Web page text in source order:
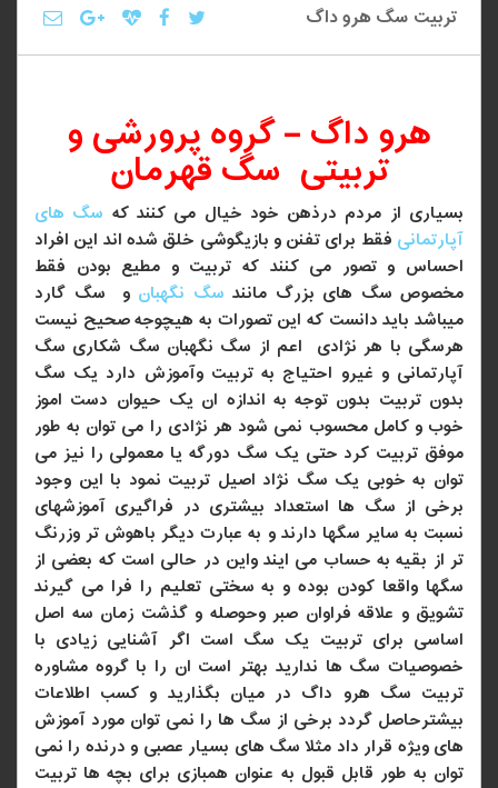
تربیت سگ هرو داگ
هرو داگ – گروه پرورشی و
تربیتی سگ قهرمان
بسیاری از مردم درذهن خود خیال می کنند که سگ های
آپارتمانی فقط برای تفنن و بازیگوشی خلق شده اند این افراد
احساس و تصور می کنند که تربیت و مطیع بودن فقط
مخصوص سگ های بزرگ مانند سگ نگهبانو سگ گارد
میباشد باید دانست که این تصورات به هیچوجه صحیح نیست
هرسگی با هر نژادی اعم از سگ نگهبان سگ شکاری سگ
آپارتمانی و غیرو احتیاج به تربیت وآموزش دارد یک سگ
بدون تربیت بدون توجه به اندازه ان یک حیوان دست اموز
خوب و کامل محسوب نمی شود هر نژادی را می توان به طور
موفق تربیت کرد حتی یک سگ دورگه یا معمولی را نیز می
توان به خوبی یک سگ نژاد اصیل تربیت نمود با این وجود
برخی از سگ ها استعداد بیشتری در فراگیری آموزشهای
نسبت به سایر سگها دارند و به عبارت دیگر باهوش تر وزرنگ
تر از بقیه به حساب می ایند واین در حالی است که بعضی از
سگها واقعا کودن بوده و به سختی تعلیم را فرا می گیرند
تشویق و علاقه فراوان صبر وحوصله و گذشت زمان سه اصل
اساسی برای تربیت یک سگ است اگر آشنایی زیادی با
خصوصیات سگ ها ندارید بهتر است ان را با گروه مشاوره
تربیت سگ هرو داگ در میان بگذارید و کسب اطلاعات
بیشترحاصل گردد برخی از سگ ها را نمی توان مورد آموزش
های ویژه قرار داد مثلا سگ های بسیار عصبی و درنده را نمی
توان به طور قابل قبول به عنوان همبازی برای بچه ها تربیت